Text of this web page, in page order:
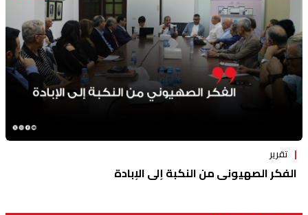
تقرير
الفكر الصهيوني من النكبة إلى الإبادة